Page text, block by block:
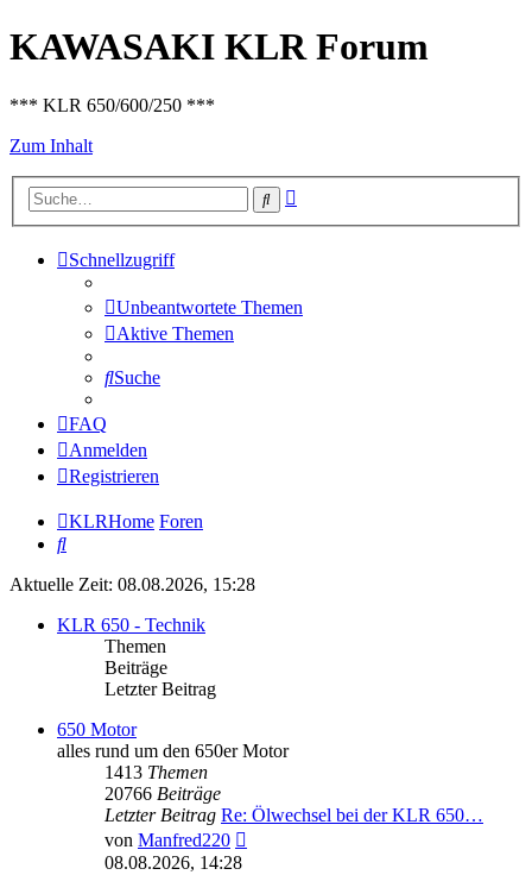
KAWASAKI KLR Forum
*** KLR 650/600/250 ***
Zum Inhalt
Suche
Schnellzugriff
Unbeantwortete Themen
Aktive Themen
Suche
FAQ
Anmelden
Registrieren
KLRHome Foren
Suche
Aktuelle Zeit: 08.08.2026, 15:28
KLR 650 - Technik
Themen
Beiträge
Letzter Beitrag
650 Motor
alles rund um den 650er Motor
1413 Themen
20766 Beiträge
Letzter Beitrag Re: Ölwechsel bei der KLR 650…
von Manfred220
08.08.2026, 14:28